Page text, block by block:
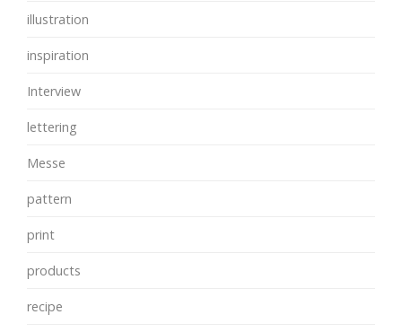
illustration
inspiration
Interview
lettering
Messe
pattern
print
products
recipe